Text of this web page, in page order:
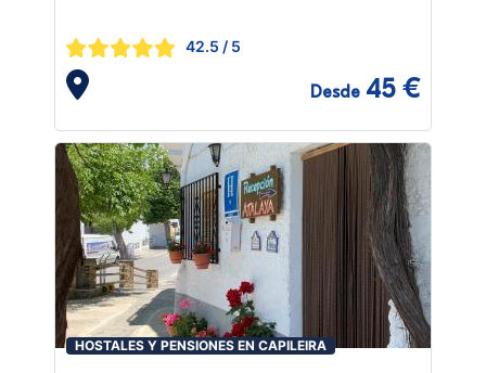
42.5 / 5
Desde 45 €
HOSTALES Y PENSIONES EN CAPILEIRA